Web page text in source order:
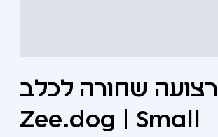
רצועה שחורה לכלב
Zee.dog | Small